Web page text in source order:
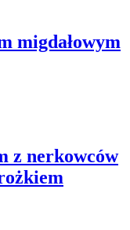
migdałowym
z nerkowców